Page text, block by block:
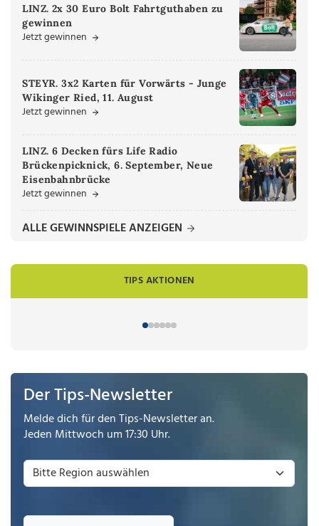
LINZ. 2x 30 Euro Bolt Fahrtguthaben zu
gewinnen
Jetzt gewinnen
STEYR. 3x2 Karten für Vorwärts - Junge
Wikinger Ried, 11. August
Jetzt gewinnen
LINZ. 6 Decken fürs Life Radio
Brückenpicknick, 6. September, Neue
Eisenbahnbrücke
Jetzt gewinnen
ALLE GEWINNSPIELE ANZEIGEN
TIPS AKTIONEN
Der Tips-Newsletter
Melde dich für den Tips-Newsletter an.
Jeden Mittwoch um 17:30 Uhr.